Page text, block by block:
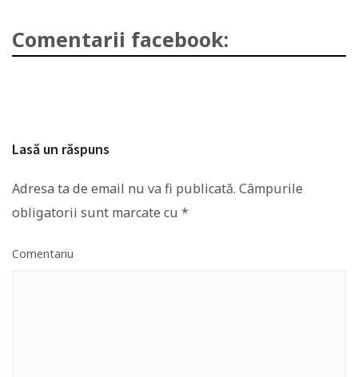
Comentarii facebook:
Lasă un răspuns
Adresa ta de email nu va fi publicată. Câmpurile
obligatorii sunt marcate cu *
Comentariu